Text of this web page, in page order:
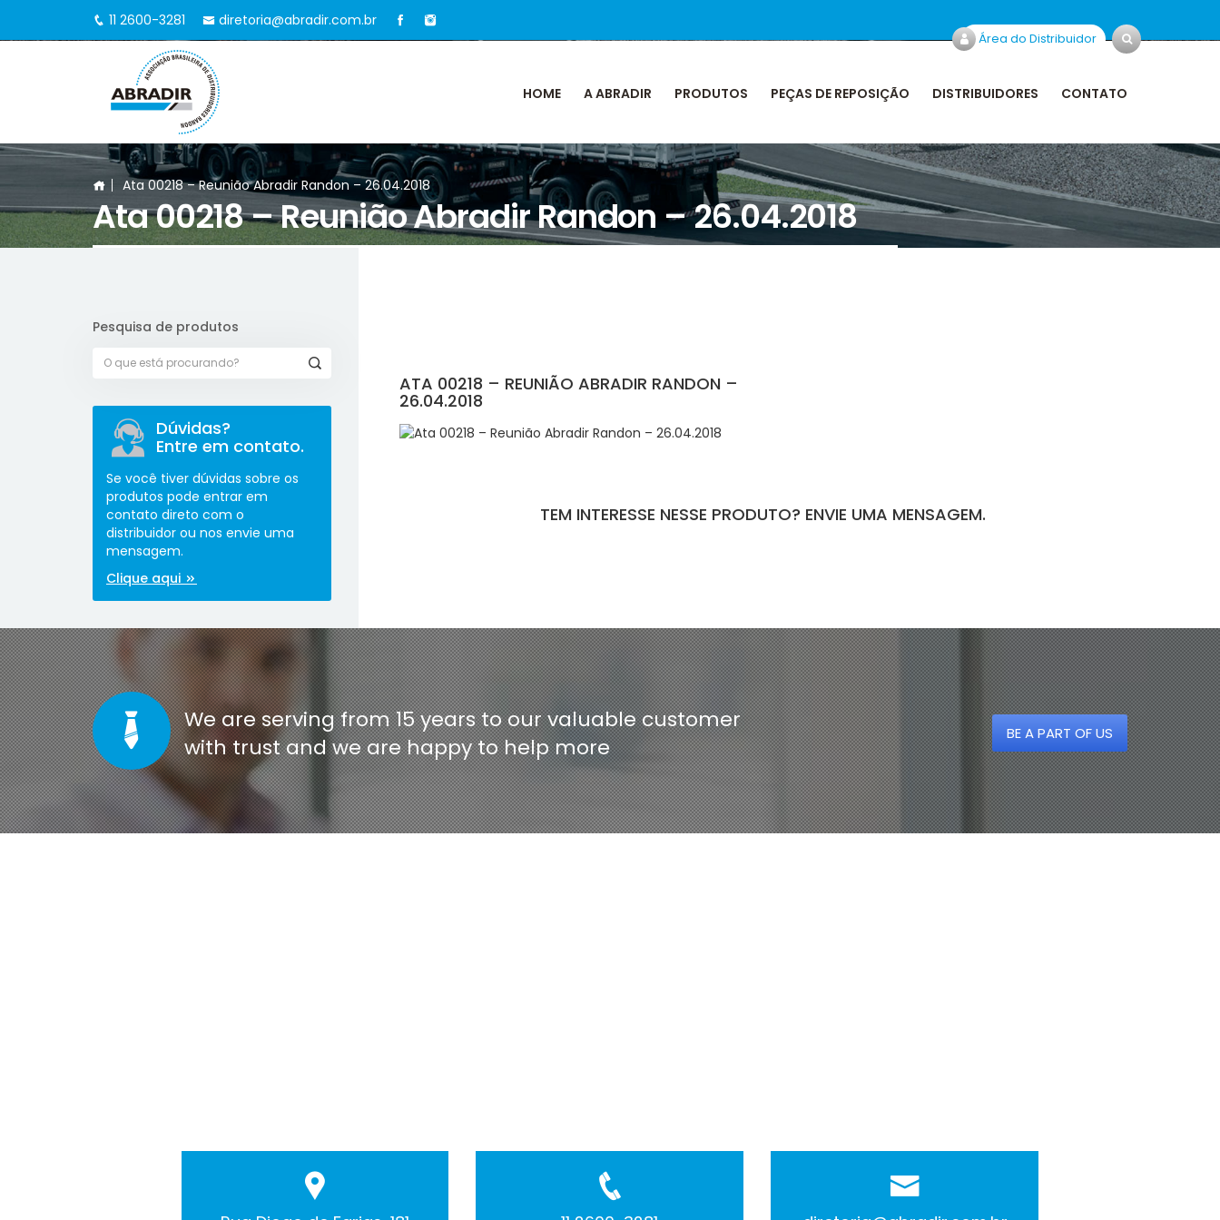
11 2600-3281 diretoria@abradir.com.br
Área do Distribuidor
HOME A ABRADIR PRODUTOS PEÇAS DE REPOSIÇÃO DISTRIBUIDORES CONTATO
Ata 00218 – Reunião Abradir Randon – 26.04.2018
Ata 00218 – Reunião Abradir Randon – 26.04.2018
ATA 00218 – REUNIÃO ABRADIR RANDON –
26.04.2018
TEM INTERESSE NESSE PRODUTO? ENVIE UMA MENSAGEM.
Pesquisa de produtos
Dúvidas?
Entre em contato.
Se você tiver dúvidas sobre os
produtos pode entrar em
contato direto com o
distribuidor ou nos envie uma
mensagem.
Clique aqui
We are serving from 15 years to our valuable customer
with trust and we are happy to help more
BE A PART OF US